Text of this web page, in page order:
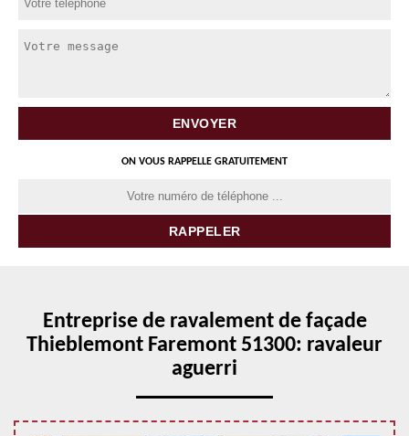
ON VOUS RAPPELLE GRATUITEMENT
Entreprise de ravalement de façade
Thieblemont Faremont 51300: ravaleur
aguerri